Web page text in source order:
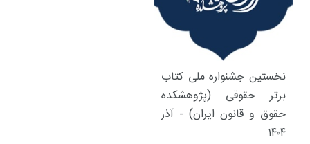
نخستین جشنواره ملی کتاب
برتر حقوقی (پژوهشکده
حقوق و قانون ایران) - آذر
۱۴۰۴